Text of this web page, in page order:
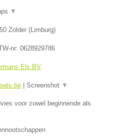
▼
Zolder (Limburg)
nr: 0628929786
Els BV
Screenshot ▼
voor zowel beginnende als